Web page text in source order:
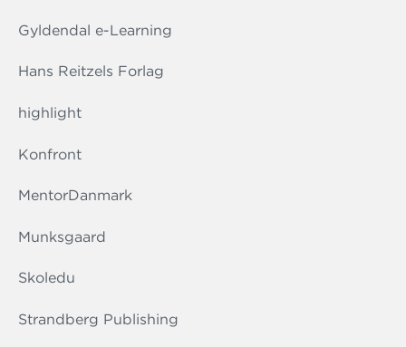
Gyldendal e-Learning
Hans Reitzels Forlag
highlight
Konfront
MentorDanmark
Munksgaard
Skoledu
Strandberg Publishing